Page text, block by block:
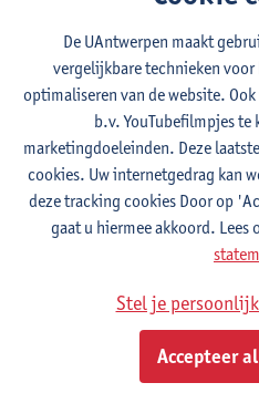
Caroline
Verplichte
specialist
Leiderschap als regie van
vaardigheden
1E SEM
studiepunten
Lesgever(s):
Erik Franck
Stijn Slootmans
1E SEM
studiepunten
De professional als
De UAntwerpen maakt
vergelijkbare technieken
optimaliseren van de website.
b.v. YouTubefilmpjes
marketingdoeleinden. Deze
cookies. Uw internetgedrag kan
deze tracking cookies Door op
gaat u hiermee akkoord. Lees
Stel je
Accepteer